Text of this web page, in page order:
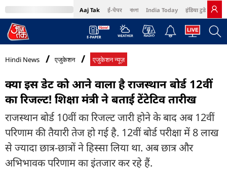
Aaj Tak ई-पेपर বাংলা India Today इंडिया टुडे हिंदी
MumbaiTak Cosmopolitan Harper's Bazaar Northeast
Hindi News एजुकेशन एजुकेशन न्यूज़
क्या इस डेट को आने वाला है राजस्थान बोर्ड 12वीं
का रिजल्ट! शिक्षा मंत्री ने बताई टेंटेटिव तारीख
राजस्थान बोर्ड 10वीं का रिजल्ट जारी होने के बाद अब 12वीं
परिणाम की तैयारी तेज हो गई है. 12वीं बोर्ड परीक्षा में 8 लाख
से ज्यादा छात्र-छात्रों ने हिस्सा लिया था. अब छात्र और
अभिभावक परिणाम का इंतजार कर रहे हैं.